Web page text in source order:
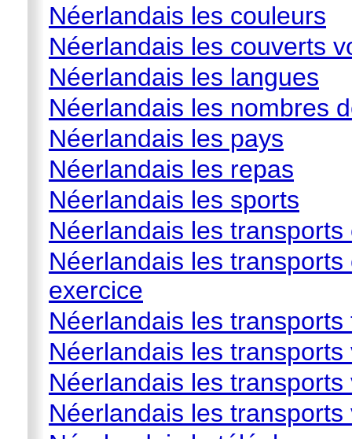
Néerlandais les couleurs
Néerlandais les couverts
Néerlandais les langues
Néerlandais les nombres
Néerlandais les pays
Néerlandais les repas
Néerlandais les sports
Néerlandais les
Néerlandais les
exercice
Néerlandais les
Néerlandais les
Néerlandais les
Néerlandais les